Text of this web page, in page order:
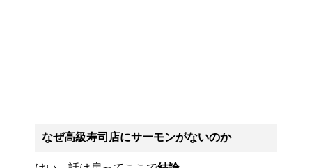
なぜ高級寿司店にサーモンがないのか